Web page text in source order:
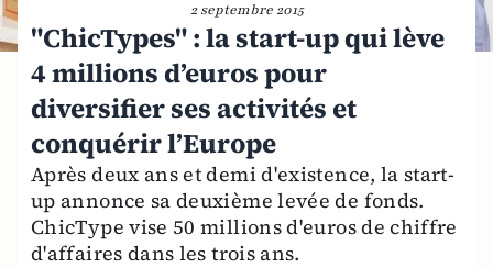
2 septembre 2015
"ChicTypes" : la start-up qui lève
4 millions d’euros pour
diversifier ses activités et
conquérir l’Europe
Après deux ans et demi d'existence, la start-
up annonce sa deuxième levée de fonds.
ChicType vise 50 millions d'euros de chiffre
d'affaires dans les trois ans.